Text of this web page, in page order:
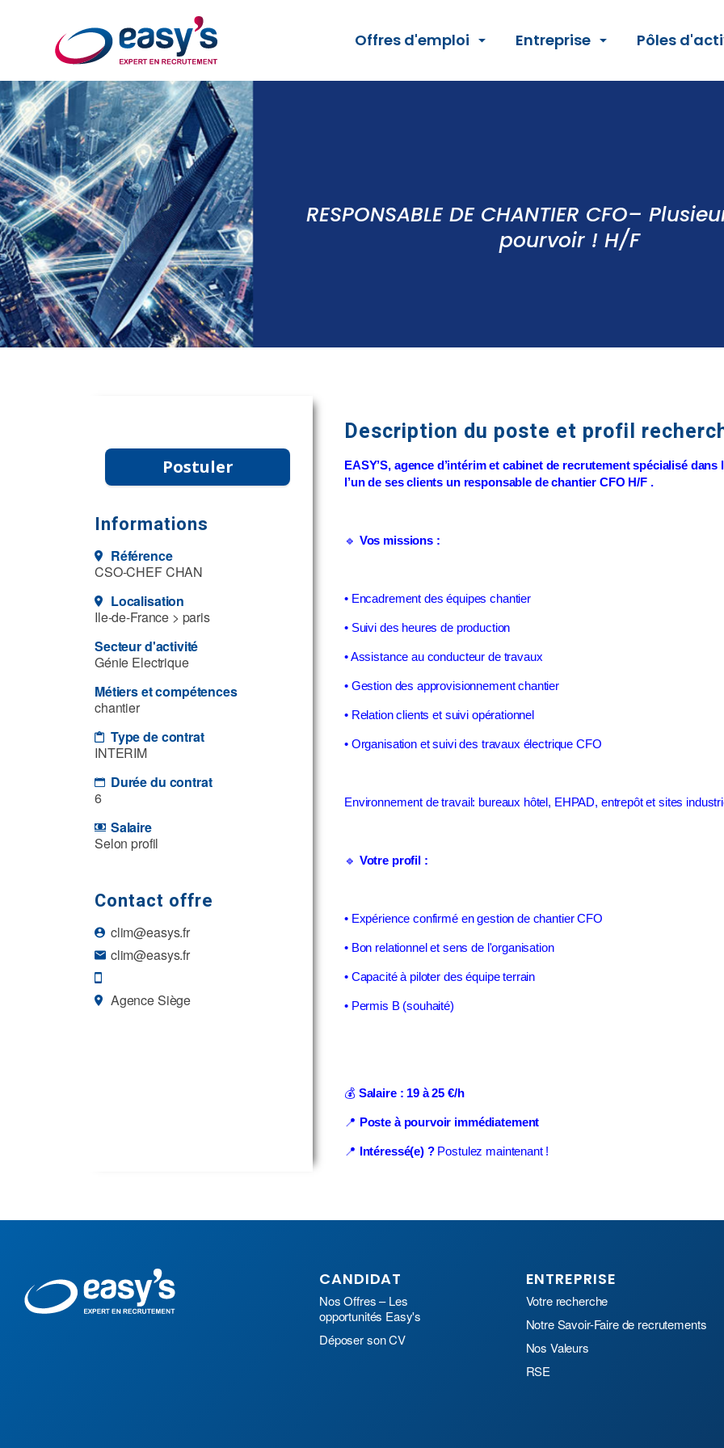
Offres d'emploi Entreprise Pôles
RESPONSABLE DE CHANTIER CFO–
pourvoir ! H/F
Postuler
Informations
Référence
CSO-CHEF CHAN
Localisation
Ile-de-France > paris
Secteur d'activité
Génie Electrique
Métiers et compétences
chantier
Type de contrat
INTERIM
Durée du contrat
6
Salaire
Selon profil
Contact offre
clim@easys.fr
clim@easys.fr
Agence Siège
Description du poste et profil
EASY’S, agence d’intérim et cabinet de recrutement spécialisé
l’un de ses clients un responsable de chantier CFO H/F .
🔹 Vos missions :
• Encadrement des équipes chantier
• Suivi des heures de production
• Assistance au conducteur de travaux
• Gestion des approvisionnement chantier
• Relation clients et suivi opérationnel
• Organisation et suivi des travaux électrique CFO
Environnement de travail: bureaux hôtel, EHPAD, entrepôt et sites
🔹 Votre profil :
• Expérience confirmé en gestion de chantier CFO
• Bon relationnel et sens de l'organisation
• Capacité à piloter des équipe terrain
• Permis B (souhaité)
💰 Salaire : 19 à 25 €/h
📍 Poste à pourvoir immédiatement
📍 Intéressé(e) ?Postulez maintenant !
CANDIDAT
Nos Offres – Les
opportunités Easy's
Déposer son CV
ENTREPRISE
Votre recherche
Notre Savoir-Faire de recrutements
Nos Valeurs
RSE